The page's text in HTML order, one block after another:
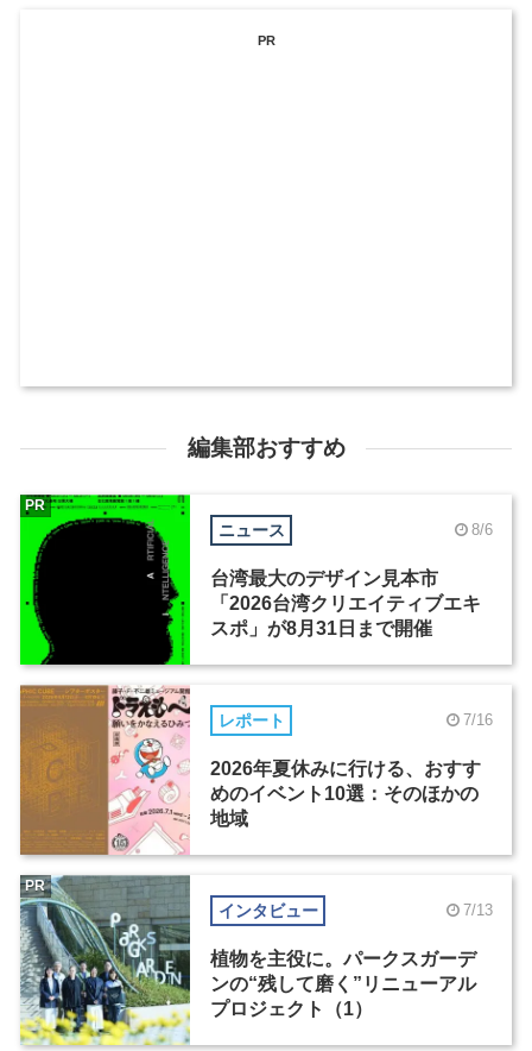
PR
編集部おすすめ
ニュース 8/6
台湾最大のデザイン見本市
「2026台湾クリエイティブエキ
スポ」が8月31日まで開催
PR
レポート 7/16
2026年夏休みに行ける、おすす
めのイベント10選：そのほかの
地域
インタビュー 7/13
植物を主役に。パークスガーデ
ンの“残して磨く”リニューアル
プロジェクト（1）
PR